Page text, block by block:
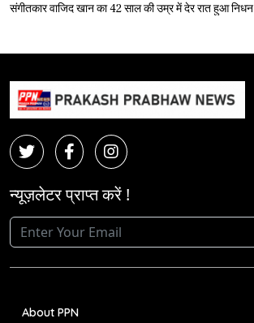
संगीतकार वाजिद खान का 42 साल की उम्र में देर रात हुआ निधन
न्यूज़लेटर प्राप्त करें !
About PPN